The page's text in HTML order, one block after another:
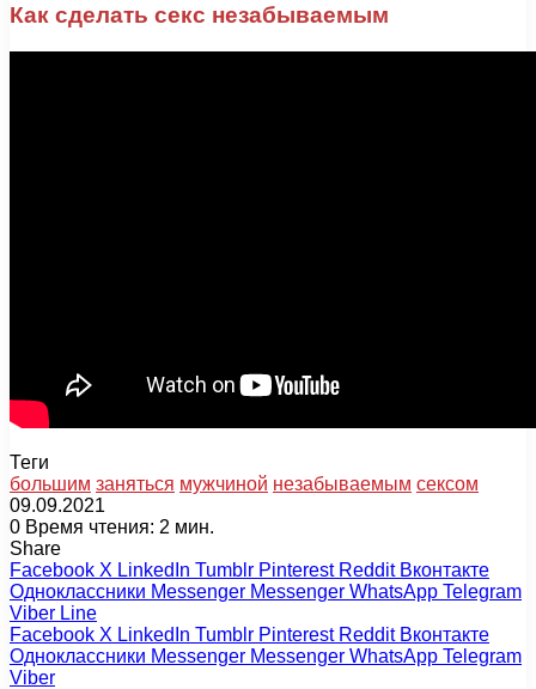
Как сделать секс незабываемым
Теги
большим заняться мужчиной незабываемым сексом
09.09.2021
0 Время чтения: 2 мин.
Share
Facebook X LinkedIn Tumblr Pinterest Reddit Вконтакте
Одноклассники Messenger Messenger WhatsApp Telegram
Viber Line
Facebook X LinkedIn Tumblr Pinterest Reddit Вконтакте
Одноклассники Messenger Messenger WhatsApp Telegram
Viber